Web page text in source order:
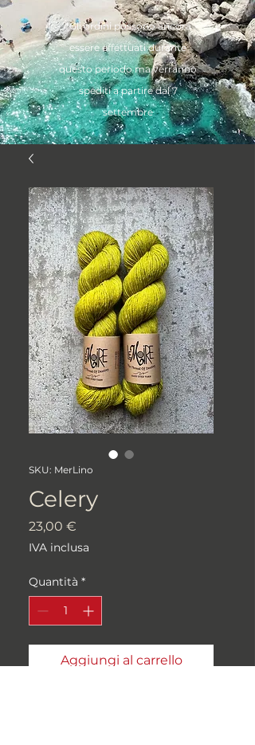
*Gli ordini possono ancora
essere effettuati durante
questo periodo ma verranno
spediti a partire dal 7
settembre
SKU: MerLino
Celery
23,00 €
IVA inclusa
Quantità *
Aggiungi al carrello